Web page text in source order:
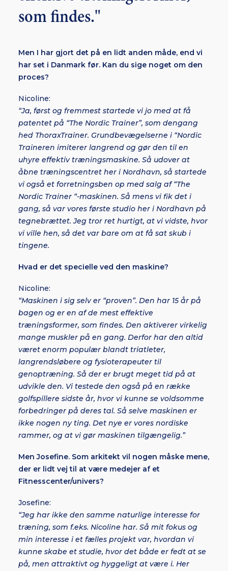
som findes."
Men I har gjort det på en lidt anden måde, end vi
har set i Danmark før. Kan du sige noget om den
proces?
Nicoline:
“Ja, først og fremmest startede vi jo med at få
patentet på “The Nordic Trainer”, som dengang
hed ThoraxTrainer. Grundbevægelserne i “Nordic
Traineren imiterer langrend og gør den til en
uhyre effektiv træningsmaskine. Så udover at
åbne træningscentret her i Nordhavn, så startede
vi også et forretningsben op med salg af “The
Nordic Trainer “-maskinen. Så mens vi fik det i
gang, så var vores første studio her i Nordhavn på
tegnebrættet. Jeg tror ret hurtigt, at vi vidste, hvor
vi ville hen, så det var bare om at få sat skub i
tingene.
Hvad er det specielle ved den maskine?
Nicoline:
“Maskinen i sig selv er “proven”. Den har 15 år på
bagen og er en af de mest effektive
træningsformer, som findes. Den aktiverer virkelig
mange muskler på en gang. Derfor har den altid
været enorm populær blandt triatleter,
langrendsløbere og fysioterapeuter til
genoptræning. Så der er brugt meget tid på at
udvikle den. Vi testede den også på en række
golfspillere sidste år, hvor vi kunne se voldsomme
forbedringer på deres tal. Så selve maskinen er
ikke nogen ny ting. Det nye er vores nordiske
rammer, og at vi gør maskinen tilgængelig.”
Men Josefine. Som arkitekt vil nogen måske mene,
der er lidt vej til at være medejer af et
Fitnesscenter/univers?
Josefine:
“Jeg har ikke den samme naturlige interesse for
træning, som f.eks. Nicoline har. Så mit fokus og
min interesse i et fælles projekt var, hvordan vi
kunne skabe et studie, hvor det både er fedt at se
på, men attraktivt og hyggeligt at være i. Her